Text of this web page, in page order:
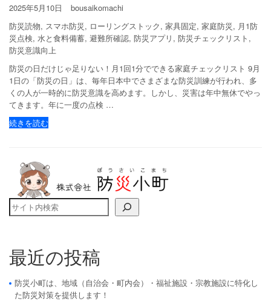
2025年5月10日
bousaikomachi
防災読物, スマホ防災, ローリングストック, 家具固定, 家庭防災, 月1防
災点検, 水と食料備蓄, 避難所確認, 防災アプリ , 防災チェックリスト ,
防災意識向上
防災の日だけじゃ足りない！月1回1分でできる家庭チェックリスト 9月
1日の「防災の日」は、毎年日本中でさまざまな防災訓練が行われ、多
くの人が一時的に防災意識を高めます。しかし、災害は年中無休でやっ
てきます。年に一度の点検 …
続きを読む
検索
最近の投稿
防災小町は、地域（自治会・町内会）・福祉施設・宗教施設に特化し
た防災対策を提供します！